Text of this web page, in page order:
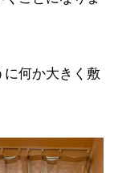
何か大きく敷